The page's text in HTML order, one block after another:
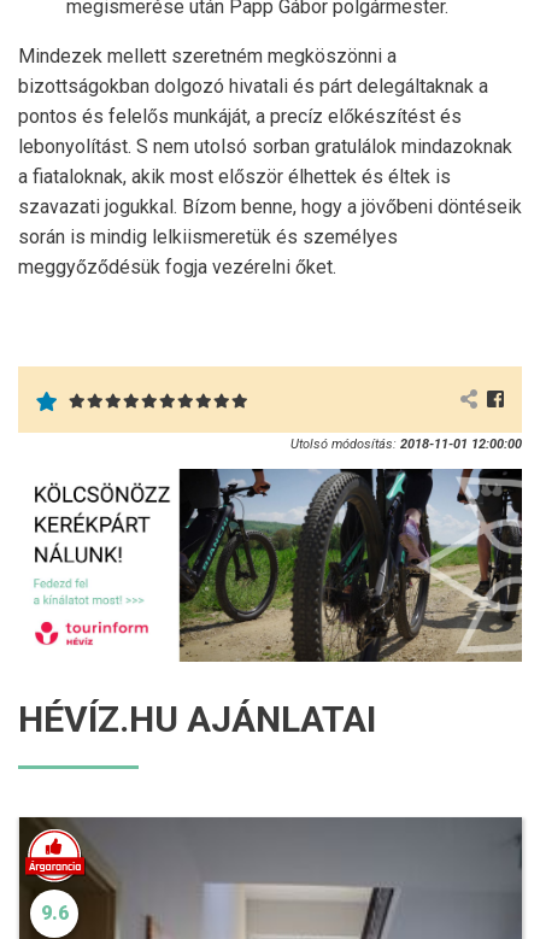
megismerése után Papp Gábor polgármester.
Mindezek mellett szeretném megköszönni a
bizottságokban dolgozó hivatali és párt delegáltaknak a
pontos és felelős munkáját, a precíz előkészítést és
lebonyolítást. S nem utolsó sorban gratulálok mindazoknak
a fiataloknak, akik most először élhettek és éltek is
szavazati jogukkal. Bízom benne, hogy a jövőbeni döntéseik
során is mindig lelkiismeretük és személyes
meggyőződésük fogja vezérelni őket.
Utolsó módosítás: 2018-11-01 12:00:00
HÉVÍZ.HU AJÁNLATAI
9.6